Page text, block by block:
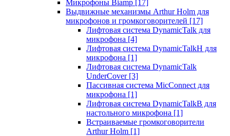
Микрофоны Biamp [17]
Выдвижные механизмы Arthur Holm для
микрофонов и громкоговорителей [17]
Лифтовая система DynamicTalk для
микрофона [4]
Лифтовая система DynamicTalkH для
микрофона [1]
Лифтовая система DynamicTalk
UnderCover [3]
Пассивная система MicConnect для
микрофона [1]
Лифтовая система DynamicTalkB для
настольного микрофона [1]
Встраиваемые громкоговорители
Arthur Holm [1]